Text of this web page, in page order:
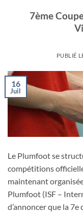
7ème
PUBLIÉ
16
Juil
Le Plumfoot se
compétitions
maintenant
Plumfoot (ISF –
d’annoncer que la